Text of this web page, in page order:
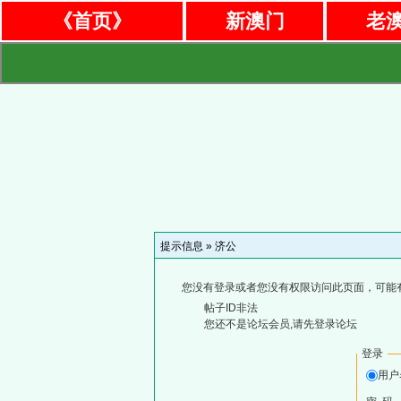
《首页》 新澳门 老
提示信息 » 济公
您没有登录或者您没有权限访问此页面，可能
帖子ID非法
您还不是论坛会员,请先登录论坛
登录
用